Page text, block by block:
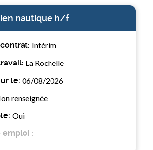
nautique h/f
Intérim
La Rochelle
le: 06/08/2026
renseignée
Oui
emploi :